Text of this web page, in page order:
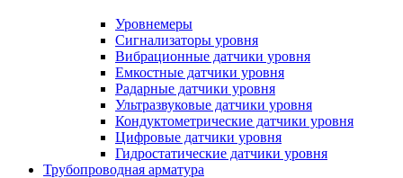
Уровнемеры
Сигнализаторы уровня
Вибрационные датчики уровня
Емкостные датчики уровня
Радарные датчики уровня
Ультразвуковые датчики уровня
Кондуктометрические датчики уровня
Цифровые датчики уровня
Гидростатические датчики уровня
Трубопроводная арматура